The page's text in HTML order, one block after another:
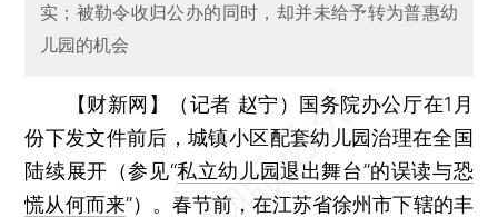
实；被勒令收归公办的同时，却并未给予转为普惠幼
儿园的机会
【财新网】（记者 赵宁） 国务院办公厅在1月
份下发文件前后，城镇小区配套幼儿园治理在全国
陆续展开（参见“私立幼儿园退出舞台”的误读与恐
慌从何而来”）。春节前，在江苏省徐州市下辖的丰